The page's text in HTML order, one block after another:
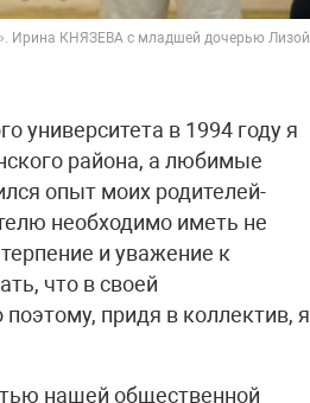
Ирина КНЯЗЕВА с младшей дочерью Лизой
университета в 1994 году я
района, а любимые
опыт моих родителей-
необходимо иметь не
и уважение к
что в своей
придя в коллектив, я
нашей общественной